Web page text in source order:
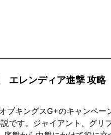
エレンディア進撃 攻略
ブキングスG+のキャンペ
です。ジャイアント、グリ